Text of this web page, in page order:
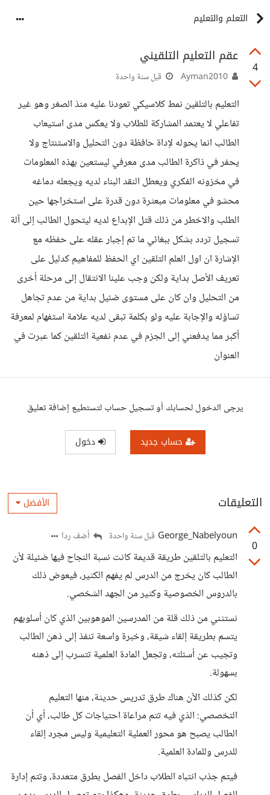
التعلم والتعليم
4
عقم التعليم التلقيني
قبل سنة واحدة
التعليم بالتلقين نمط كلاسيكي تعودنا عليه منذ الصغر وهو غير
تفاعلي لا يعتمد المشاركة للطلاب ولا يعكس مدى استيعاب
الطالب انما يحوله لإداة حافظة دون التحليل والاستنتاج ولا
يحفر في ذاكرة الطالب مدى معرفي ليستعين بهذه المعلومات
في مخزونه الفكري ويعطل النقد البناء لديه ويجعله دماغه
محشو في معلومات مبعثرة دون قدرة على استخراجها حين
الطلب والاخطر من ذلك قتل الإبداع لديه ليتحول الطالب إلى آلة
تسجيل تردد بشكل ببغائي ما تم إجبار عقله على حفظه مع
الإشارة ان اول العلم التلقين اي الحفظ للمفاهيم كدليل على
تعريف الأصل بداية ولكن وجب علينا الانتقال إلى مرحلة أخرى
من التحليل وان كان على مستوى ضئيل بداية من عدم تجاهل
تساؤله والإجابة عليه ولو بكلمة تبقى لديه علامة استفهام لمعرفة
أكبر مما يدفعني إلى الجزم في عدم نفعية التلقين كما عبرت في
العنوان
يرجى الدخول لحسابك أو تسجيل حساب لتستطيع إضافة تعليق
حساب جديد دخول
التعليقات الأفضل
0
George_Nabelyoun قبل سنة واحدة أضف ردا
التعليم بالتلقين طريقة قديمة كانت نسبة النجاح فيها ضئيلة لأن
الطالب كان يخرج من الدرس لم يفهم الكثير، فيعوض ذلك
بالدروس الخصوصية وكثير من الجهد الشخصي.
نستثني من ذلك قلة من المدرسين الموهوبين الذي كان أسلوبهم
يتسم بطريقة إلقاء شيقة، وخبرة واسعة تنفذ إلى ذهن الطالب
وتجيب عن أسئلته، وتجعل المادة العلمية تتسرب إلى ذهنه
بسهولة.
لكن كذلك الآن هناك طرق تدريس حديثة، منها التعليم
التخصصي: الذي فيه تتم مراعاة احتياجات كل طالب، أي أن
الطالب يصبح هو محور العملية التعليمية وليس مجرد إلقاء
للدرس وللمادة العلمية.
فيتم جذب انتباه الطلاب داخل الفصل بطرق متعددة، وتتم إدارة